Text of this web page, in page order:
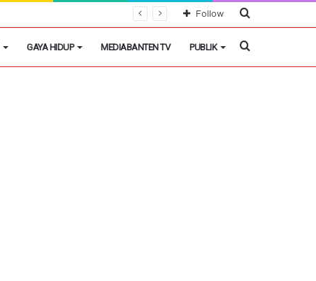
Cari
Follow
GAYA HIDUP MEDIABANTEN TV PUBLIK Cari